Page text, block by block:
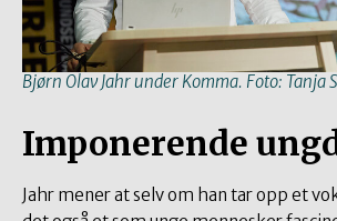
Bjørn Olav Jahr under Komma. Foto: Tanja
Imponerende
Jahr mener at selv om han tar opp et